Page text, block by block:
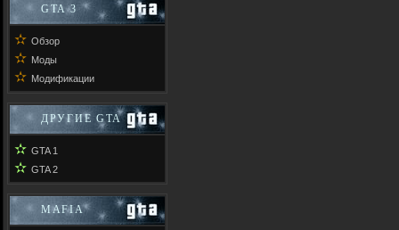
GTA 3
✫ Обзор
✫ Моды
✫ Модификации
ДРУГИЕ GTA
✫ GTA 1
✫ GTA 2
MAFIA